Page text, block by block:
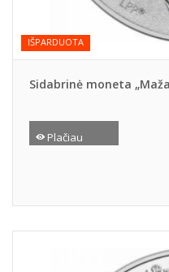
IŠPARDUOTA
Sidabrinė moneta
Plačiau